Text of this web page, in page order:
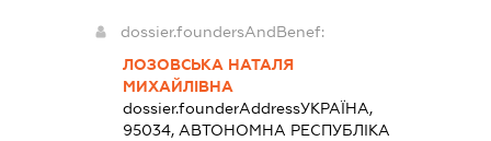
dossier.foundersAndBenef:
ЛОЗОВСЬКА НАТАЛЯ
МИХАЙЛІВНА
dossier.founderAddressУКРАЇНА,
95034, АВТОНОМНА РЕСПУБЛІКА